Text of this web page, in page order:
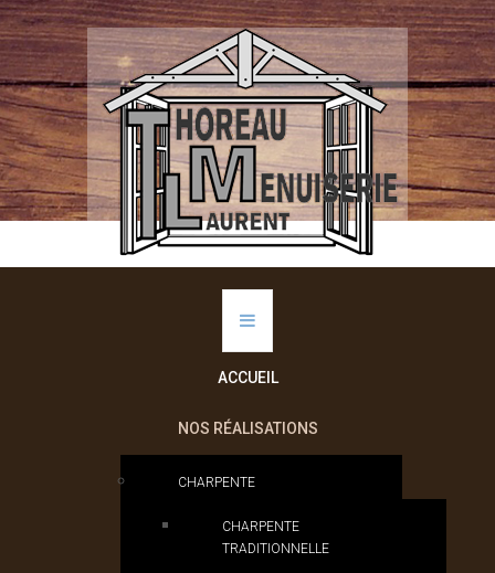
ACCUEIL
NOS RÉALISATIONS
CHARPENTE
CHARPENTE
TRADITIONNELLE